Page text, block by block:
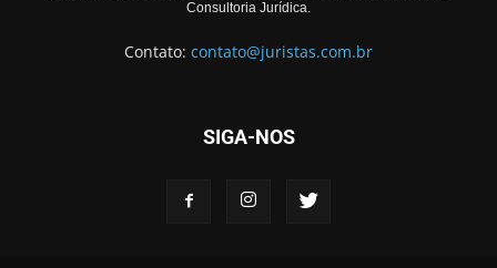
Consultoria Jurídica.
Contato: contato@juristas.com.br
SIGA-NOS